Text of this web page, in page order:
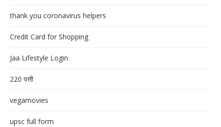
thank you coronavirus helpers
Credit Card for Shopping
Jaa Lifestyle Login
220 पत्ती
vegamovies
upsc full form